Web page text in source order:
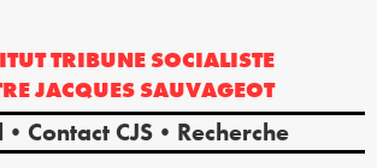
TRIBUNE SOCIALISTE
JACQUES SAUVAGEOT
Contact CJS Recherche